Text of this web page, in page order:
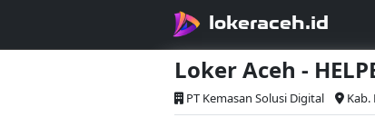
lokeraceh.id
Loker Aceh -
PT Kemasan Solusi Digital Kab.